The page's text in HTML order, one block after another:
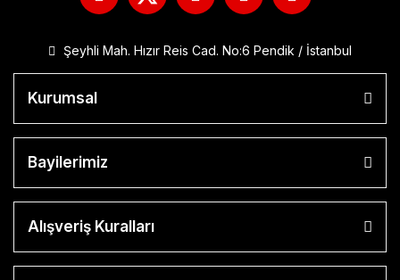
Şeyhli Mah. Hızır Reis Cad. No:6 Pendik / İstanbul
Kurumsal
Bayilerimiz
Alışveriş Kuralları